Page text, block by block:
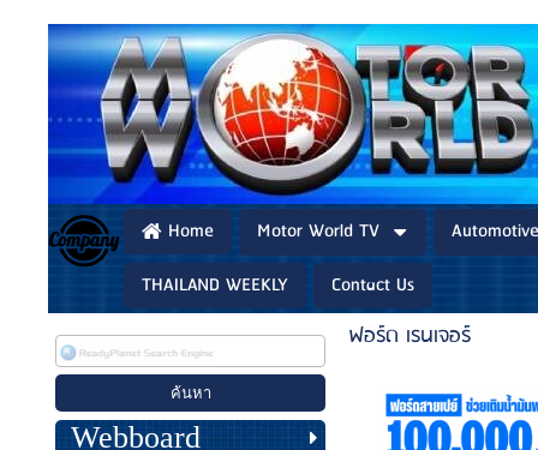
Home Motor World TV
THAILAND WEEKLY
Contact Us
Webboard
ฟอร์ด เรนเจอร์